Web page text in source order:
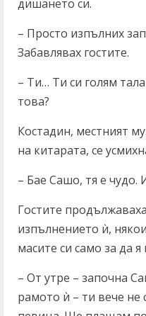
дишането си.
– Просто изпълних
Забавлявах гостите.
– Ти… Ти си голям
това?
Костадин, местният
на китарата, се
– Бае Сашо, тя е чудо.
Гостите
изпълнението ѝ,
масите си само за да
– От утре – започна
рамото ѝ – ти вече не